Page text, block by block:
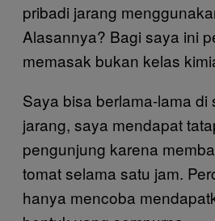
pribadi jarang
Alasannya? Bagi saya ini
memasak bukan kelas
Saya bisa berlama-lama di
jarang, saya mendapat
pengunjung karena
tomat selama satu jam.
hanya mencoba